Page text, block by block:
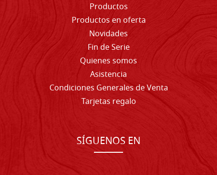
Productos
Productos en oferta
Novidades
Fin de Serie
Quienes somos
Asistencia
Condiciones Generales de Venta
Tarjetas regalo
SÍGUENOS EN